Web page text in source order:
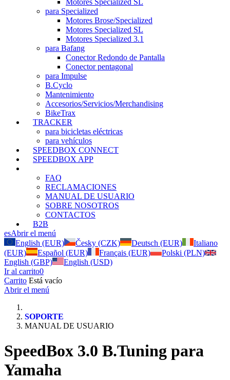
Motores Specialized SL
para Specialized
Motores Brose/Specialized
Motores Specialized SL
Motores Specialized 3.1
para Bafang
Conector Redondo de Pantalla
Conector pentagonal
para Impulse
B.Cyclo
Mantenimiento
Accesorios/Servicios/Merchandising
BikeTrax
TRACKER
para bicicletas eléctricas
para vehículos
SPEEDBOX CONNECT
SPEEDBOX APP
FAQ
RECLAMACIONES
MANUAL DE USUARIO
SOBRE NOSOTROS
CONTACTOS
B2B
esAbrir el menú
English (EUR)
Česky (CZK) Deutsch (EUR)
Italiano
(EUR)
Español (EUR) Français (EUR)
Polski (PLN)
English (GBP)
English (USD)
Ir al carrito0
Carrito Está vacío
Abrir el menú
SOPORTE
MANUAL DE USUARIO
SpeedBox 3.0 B.Tuning para
Yamaha